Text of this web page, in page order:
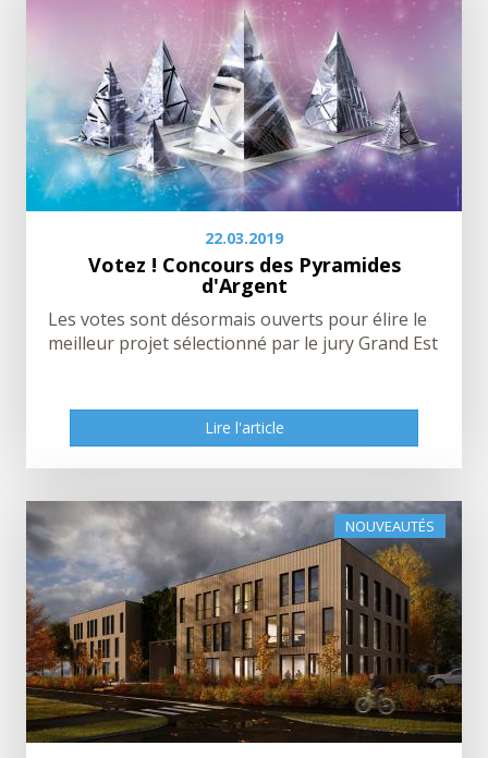
22.03.2019
Votez ! Concours des Pyramides
d'Argent
Les votes sont désormais ouverts pour élire le
meilleur projet sélectionné par le jury Grand Est
Lire l'article
Lire l'article
NOUVEAUTÉS